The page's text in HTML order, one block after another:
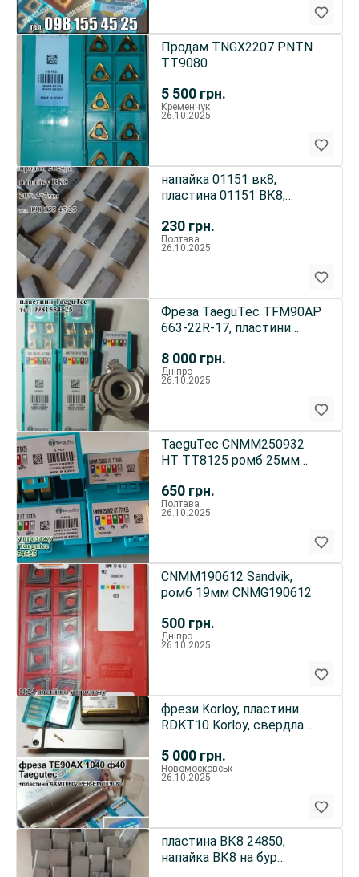
5 500 грн.
Продам TNGX2207 PNTN
TT9080
Кременчук
26.10.2025
230 грн.
напайка 01151 вк8,
пластина 01151 ВК8,
Полтава
26.10.2025
8 000 грн.
Фреза TaeguTec TFM90AP
663-22R-17, пластини
Дніпро
26.10.2025
650 грн.
TaeguTec CNMM250932
HT TT8125 ромб 25мм
Полтава
26.10.2025
500 грн.
CNMM190612 Sandvik,
ромб 19мм CNMG190612
Дніпро
26.10.2025
5 000 грн.
фрези Korloy, пластини
RDKT10 Korloy, свердла
Новомосковськ
26.10.2025
пластина ВК8 24850,
напайка ВК8 на бур